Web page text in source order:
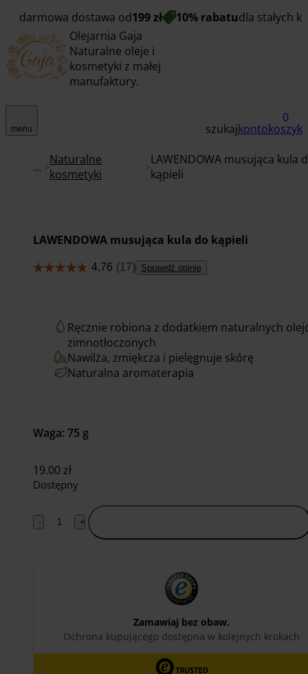
darmowa dostawa od199 zł 10% rabatudla stałych
Olejarnia Gaja
Naturalne oleje i
kosmetyki z małej
manufaktury.
menu szukajkonto
0
koszyk
...
Naturalne
kosmetyki
LAWENDOWA musująca kula
kąpieli
LAWENDOWA musująca kula do kąpieli
Sprawdź opinie
Ręcznie robiona z dodatkiem naturalnych
zimnotłoczonych
Nawilża, zmiękcza i pielęgnuje skórę
Naturalna aromaterapia
Waga: 75 g
19.00 zł
Dostępny
- +